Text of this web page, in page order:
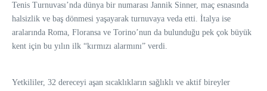
Tenis Turnuvası’nda dünya bir numarası Jannik Sinner, maç esnasında
halsizlik ve baş dönmesi yaşayarak turnuvaya veda etti. İtalya ise
aralarında Roma, Floransa ve Torino’nun da bulunduğu pek çok büyük
kent için bu yılın ilk “kırmızı alarmını” verdi.
Yetkililer, 32 dereceyi aşan sıcaklıkların sağlıklı ve aktif bireyler